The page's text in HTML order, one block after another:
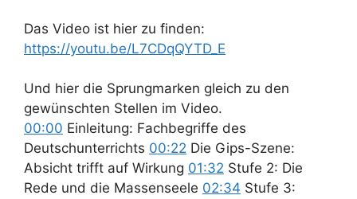
Das Video ist hier zu finden:
https://youtu.be/L7CDqQYTD_E
Und hier die Sprungmarken gleich zu den
gewünschten Stellen im Video.
00:00 Einleitung: Fachbegriffe des
Deutschunterrichts 00:22 Die Gips-Szene:
Absicht trifft auf Wirkung 01:32 Stufe 2: Die
Rede und die Massenseele 02:34 Stufe 3: